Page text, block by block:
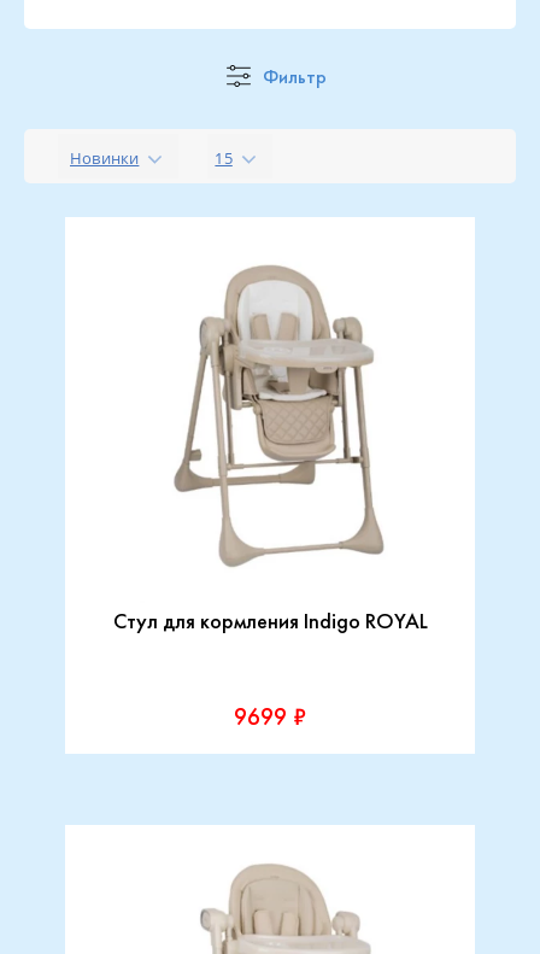
Фильтр
Новинки 15
Стул для кормления Indigo ROYAL
9699 ₽